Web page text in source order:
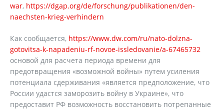
war, https://dgap.org/de/forschung/publikationen/den-
naechsten-krieg-verhindern
Как сообщается, https://www.dw.com/ru/nato-dolzna-
gotovitsa-k-napadeniu-rf-novoe-issledovanie/a-67465732
основой для расчета периода времени для
предотвращения «возможной войны» путем усиления
потенциала сдерживания «является предположение, что
России удастся заморозить войну в Украине», что
предоставит РФ возможность восстановить потрепанные